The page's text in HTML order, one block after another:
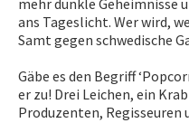
ans Tageslicht. Wer wird,
Samt gegen schwedische
Gäbe es den Begriff
er zu! Drei Leichen, ein
Produzenten, Regisseuren